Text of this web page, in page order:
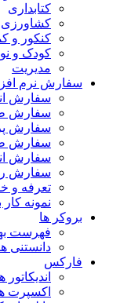
کتابداری
کشاورزی
کنکور و
کودک و
مدیریت
سفارش نرم
سفارش
سفارش
سفارش
سفارش
سفارش
سفارش
تعرفه و
نمونه
بروکر ها
فهرست
دانستنی
فارکس
اکسپرت